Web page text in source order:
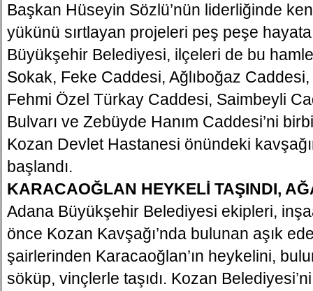
Başkan Hüseyin Sözlü’nün liderliğinde
yükünü sırtlayan projeleri peş peşe
Büyükşehir Belediyesi, ilçeleri de bu
Sokak, Feke Caddesi, Ağlıboğaz
Fehmi Özel Türkay Caddesi, Saimbeyli
Bulvarı ve Zebüyde Hanım Caddesi’ni
Kozan Devlet Hastanesi önündeki
başlandı.
KARACAOĞLAN HEYKELİ TAŞINDI,
Adana Büyükşehir Belediyesi ekipleri,
önce Kozan Kavşağı’nda bulunan aşık
şairlerinden Karacaoğlan’ın heykelini,
söküp, vinçlerle taşıdı. Kozan